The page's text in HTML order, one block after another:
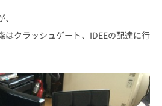
はクラッシュゲート、IDEEの配達に行